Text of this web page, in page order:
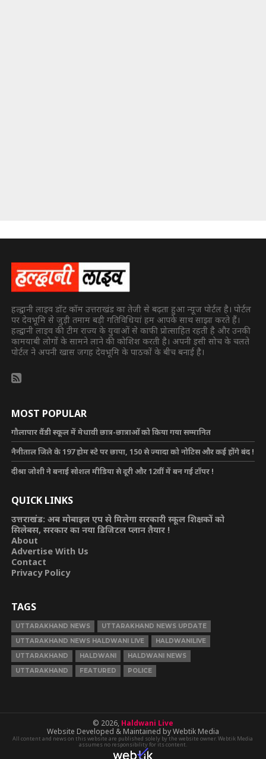
हल्द्वानी लाइव डॉट कॉम उत्तराखंड का तेजी से बढ़ता हुआ न्यूज पोर्टल है। पोर्टल
पर देवभूमि से जुड़ी तमाम बड़ी गतिविधियां हम आपके साथ साझा करते हैं।
हल्द्वानी लाइव की टीम राज्य के युवाओं से काफी प्रोत्साहित रहती है और उनकी
कामयाबी लोगों के सामने लाने की कोशिश करती है। अपनी इसी सोच के चलते
पोर्टल ने अपनी खास जगह देवभूमि के पाठकों के बीच बनाई है।
MOST POPULAR
गौलापार वैंडी स्कूल में मेधावी छात्र-छात्राओं को किया गया सम्मानित
नैनीताल जिले के 197 होम स्टे पर छापा, 150 से ज्यादा को नोटिस और कई होंगे बंद !
दीश्रा जोशी ने बनाई सोशल मीडिया से दूरी और 12वीं में बन गई टॉपर !
QUICK LINKS
उत्तराखंड: अब मोबाइल एप से मिलेगा सरकारी स्कूल शिक्षकों को
सिलेबस, सरकार का नया डिजिटल प्लान तैयार !
About
Advertise With Us
Contact
Privacy Policy
TAGS
UTTARAKHAND NEWS
UTTARAKHAND NEWS UPDATE
UTTARAKHAND NEWS HALDWANI LIVE
HALDWANILIVE
UTTARAKHAND
HALDWANI
HALDWANI NEWS
UTTARAKHAND
FEATURED POLICE
© 2026, Haldwani Live
Website Developed & Maintained by Webtik Media
All content and news on this website are published solely by the website owner. Webtik Media
assumes no responsibility for its content.